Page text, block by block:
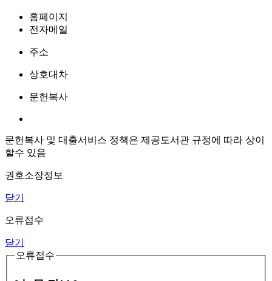
홈페이지
전자메일
주소
상호대차
문헌복사
문헌복사 및 대출서비스 정책은 제공도서관 규정에 따라 상이
할수 있음
권호소장정보
닫기
오류접수
닫기
오류접수